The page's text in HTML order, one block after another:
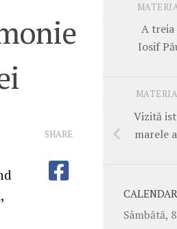
SHARE
A treia
Iosif
Vizită
marele
CALENDAR
Sâmbătă,